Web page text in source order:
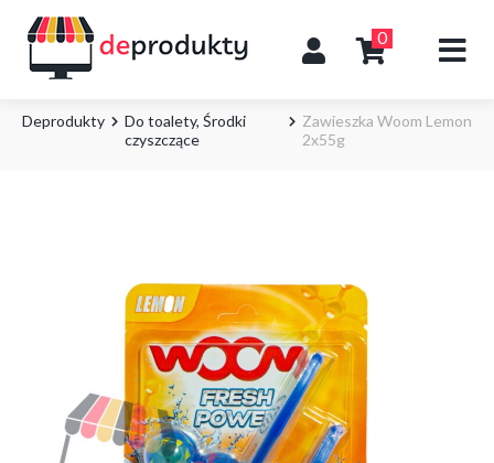
0
Deprodukty Do toalety, Środki
czyszczące
Zawieszka Woom Lemon
2x55g